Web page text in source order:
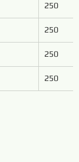
250
250
250
250